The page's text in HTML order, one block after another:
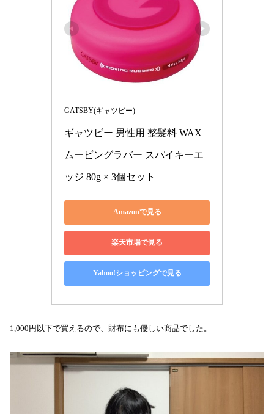
GATSBY(ギャツビー)
ギャツビー 男性用 整髪料 WAX
ムービングラバー スパイキーエ
ッジ 80g × 3個セット
Amazonで見る
楽天市場で見る
Yahoo!ショッピングで見る
1,000円以下で買えるので、財布にも優しい商品でした。